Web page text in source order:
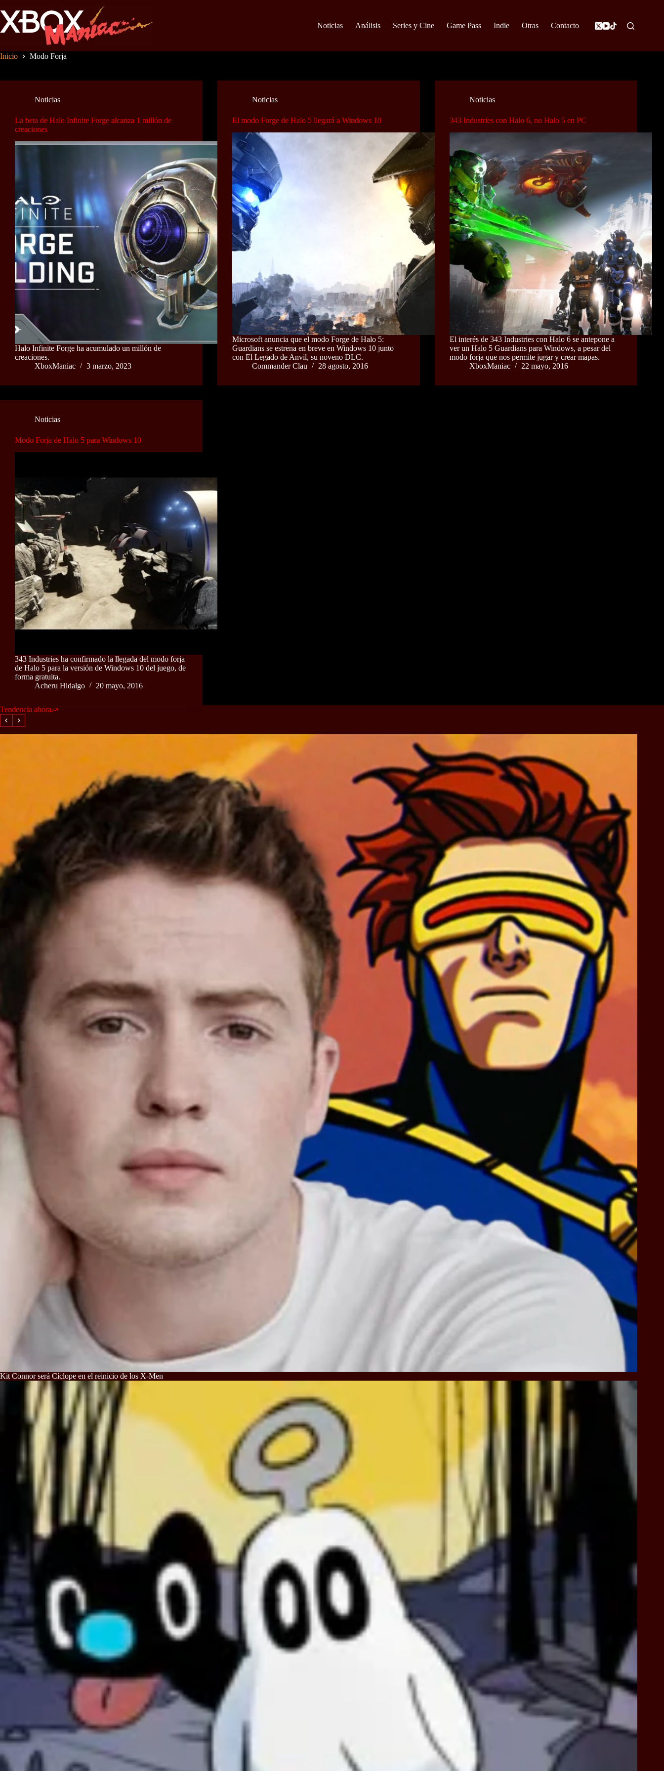
al
contenido
Noticias Análisis Series y Cine Game Pass Indie Otras Contacto
Inicio Modo Forja
Noticias
La beta de Halo Infinite Forge alcanza 1 millón de
creaciones
Halo Infinite Forge ha acumulado un millón de
creaciones.
XboxManiac
3 marzo, 2023
Noticias
El modo Forge de Halo 5 llegará a Windows 10
Microsoft anuncia que el modo Forge de Halo 5:
Guardians se estrena en breve en Windows 10 junto
con El Legado de Anvil, su noveno DLC.
Commander Clau
28 agosto, 2016
Noticias
343 Industries con Halo 6, no Halo 5 en PC
El interés de 343 Industries con Halo 6 se antepone a
ver un Halo 5 Guardians para Windows, a pesar del
modo forja que nos permite jugar y crear mapas.
XboxManiac
22 mayo, 2016
Noticias
Modo Forja de Halo 5 para Windows 10
343 Industries ha confirmado la llegada del modo forja
de Halo 5 para la versión de Windows 10 del juego, de
forma gratuita.
Acheru Hidalgo
20 mayo, 2016
Tendencia ahora
Kit Connor será Cíclope en el reinicio de los X-Men